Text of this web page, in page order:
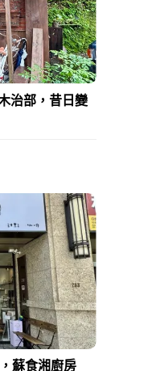
治部，昔日變
蘇食湘廚房